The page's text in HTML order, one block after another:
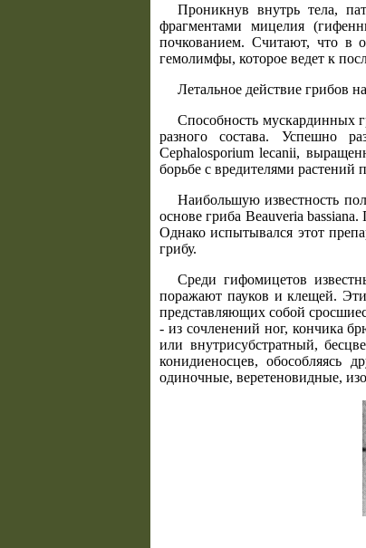
Проникнув внутрь тела,
фрагментами мицелия
почкованием. Считают, что в
гемолимфы, которое ведет к
Летальное действие грибов
Способность мускардинных
разного состава. Успешно
Cephalosporium lecanii,
борьбе с вредителями
Наибольшую известность
основе гриба Beauveria
Однако испытывался этот
грибу.
Среди гифомицетов
поражают пауков и клещей.
представляющих собой
- из сочленений ног, кончика
или внутрисубстратный,
конидиеносцев, обособляясь
одиночные, веретеновидные,